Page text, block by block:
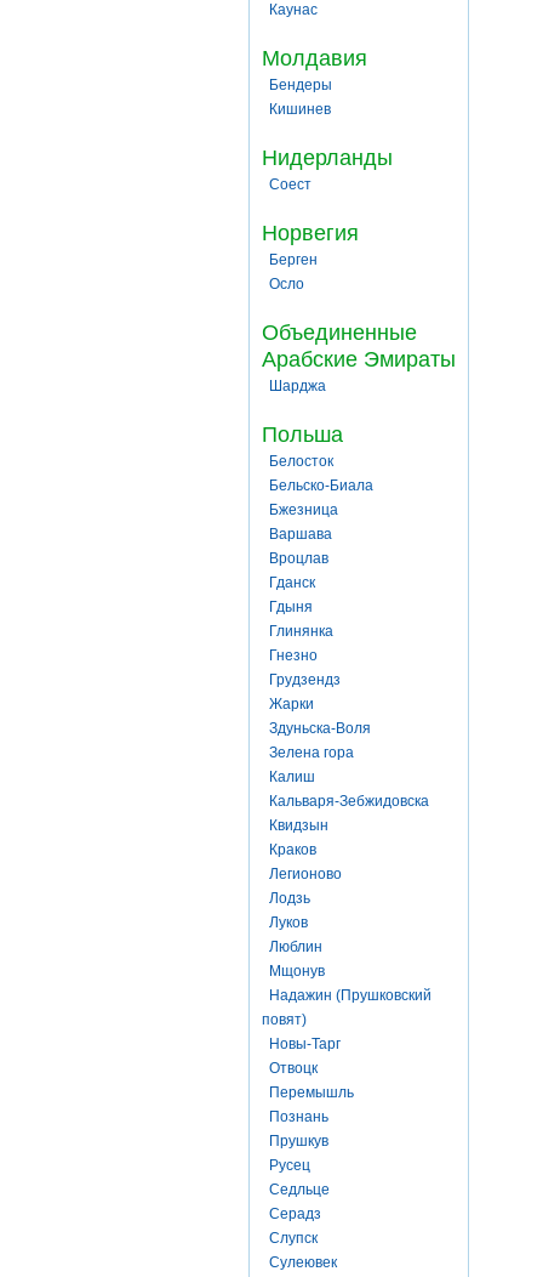
Каунас
Молдавия
Бендеры
Кишинев
Нидерланды
Соест
Норвегия
Берген
Осло
Объединенные
Арабские Эмираты
Шарджа
Польша
Белосток
Бельско-Биала
Бжезница
Варшава
Вроцлав
Гданск
Гдыня
Глинянка
Гнезно
Грудзендз
Жарки
Здуньска-Воля
Зелена гора
Калиш
Кальваря-Зебжидовска
Квидзын
Краков
Легионово
Лодзь
Луков
Люблин
Мщонув
Надажин (Прушковский
повят)
Новы-Тарг
Отвоцк
Перемышль
Познань
Прушкув
Русец
Седльце
Серадз
Слупск
Сулеювек